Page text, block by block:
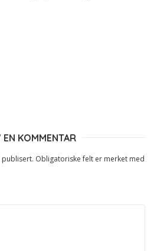
EN KOMMENTAR
publisert. Obligatoriske felt er merket med